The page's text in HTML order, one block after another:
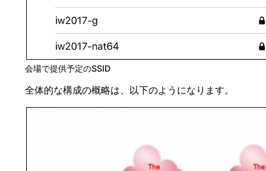
会場で提供予定のSSID
全体的な構成の概略は、以下のようになります。